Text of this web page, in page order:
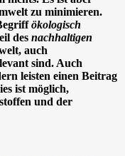
zu minimieren.
ökologisch
des nachhaltigen
auch
sind. Auch
leisten einen Beitrag
ist möglich,
und der